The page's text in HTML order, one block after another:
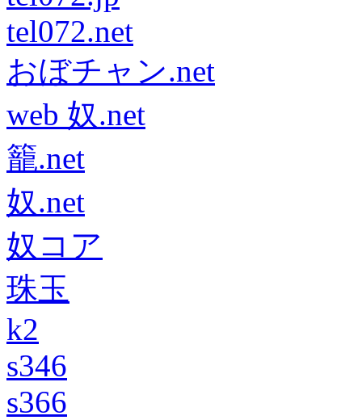
tel072.net
おぼチャン.net
web 奴.net
籠.net
奴.net
奴コア
珠玉
k2
s346
s366